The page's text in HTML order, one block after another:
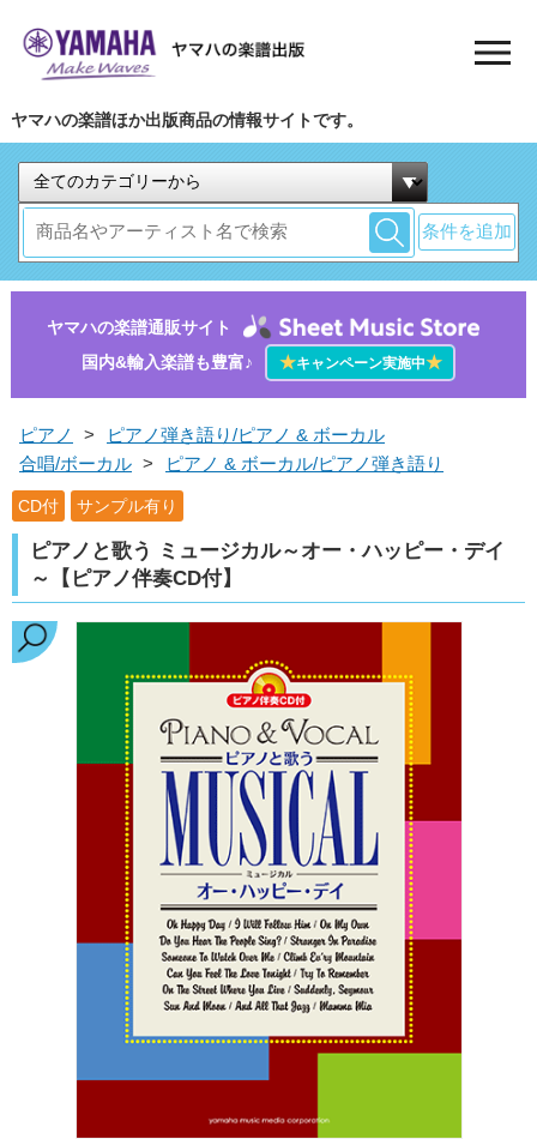
ヤマハの楽譜ほか出版商品の情報サイトです。
条件を追加
ヤマハの楽譜通販サイト
国内&輸入楽譜も豊富♪
★キャンペーン実施中★
ピアノ >
ピアノ弾き語り/ピアノ & ボーカル
合唱/ボーカル > ピアノ & ボーカル/ピアノ弾き語り
CD付 サンプル有り
ピアノと歌う ミュージカル～オー・ハッピー・デイ
～【ピアノ伴奏CD付】